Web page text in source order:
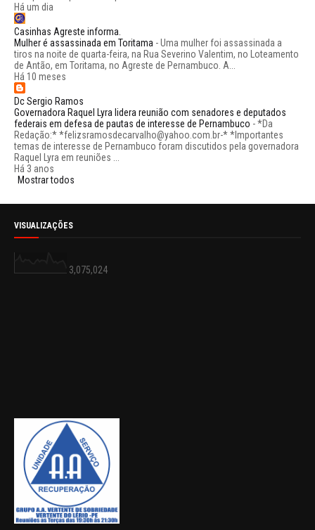
Há um dia
Casinhas Agreste informa.
Mulher é assassinada em Toritama -Uma mulher foi assassinada a
tiros na noite de quarta-feira, na Rua Severino Valentim, no Loteamento
de Antão, em Toritama, no Agreste de Pernambuco. A...
Há 10 meses
Dc Sergio Ramos
Governadora Raquel Lyra lidera reunião com senadores e deputados
federais em defesa de pautas de interesse de Pernambuco -*Da
Redação:* *felizsramosdecarvalho@yahoo.com.br-* *Importantes
temas de interesse de Pernambuco foram discutidos pela governadora
Raquel Lyra em reuniões ...
Há 3 anos
Mostrar todos
VISUALIZAÇÕES
3,075,024